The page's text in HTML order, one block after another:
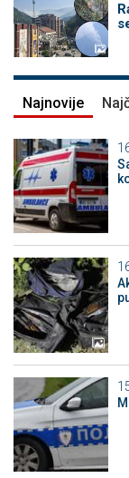
Najnovije